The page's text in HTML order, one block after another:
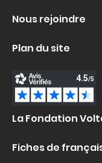
Nous rejoindre
Plan du site
La Fondation
Fiches de